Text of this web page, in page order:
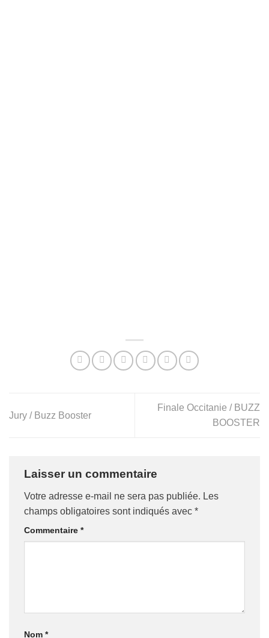
Jury / Buzz Booster
Finale Occitanie / BUZZ
BOOSTER
Laisser un commentaire
Votre adresse e-mail ne sera pas publiée. Les
champs obligatoires sont indiqués avec *
Commentaire *
Nom *